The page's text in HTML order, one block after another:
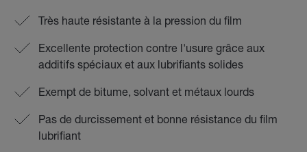
Très haute résistante à la pression du film
Excellente protection contre l'usure grâce aux
additifs spéciaux et aux lubrifiants solides
Exempt de bitume, solvant et métaux lourds
Pas de durcissement et bonne résistance du film
lubrifiant